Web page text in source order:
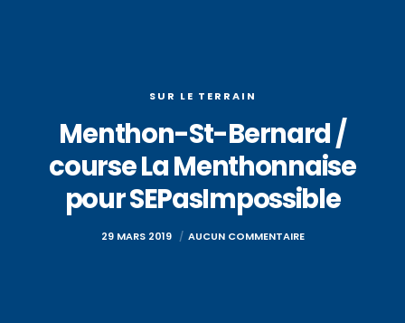
SUR LE TERRAIN
Menthon-St-Bernard /
course La Menthonnaise
pour SEPasImpossible
29 MARS 2019 AUCUN COMMENTAIRE